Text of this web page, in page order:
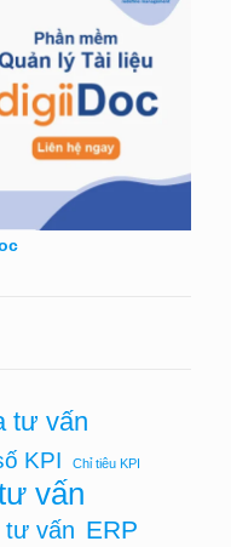
tư vấn
KPI Chỉ tiêu KPI
vấn
tư vấn ERP